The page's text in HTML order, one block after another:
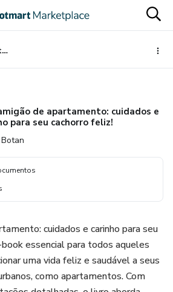
Meu amigão de apartamento: cuidados e carinho para seu cachorro feliz!
de apartamento: cuidados e
para seu cachorro feliz!
cuidados e carinho para seu
essencial para todos aqueles
uma vida feliz e saudável a seus
como apartamentos. Com